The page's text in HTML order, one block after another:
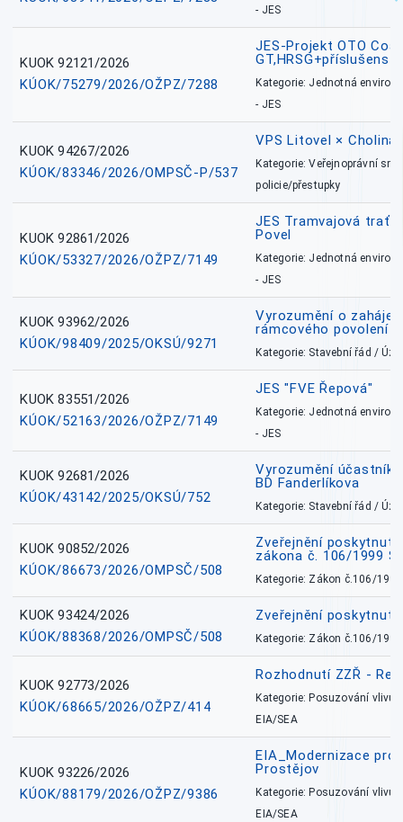
- JES
KUOK 92121/2026
KÚOK/75279/2026/OŽPZ/7288
JES-Projekt OTO
Kategorie: Jednotná
- JES
KUOK 94267/2026
KÚOK/83346/2026/OMPSČ-P/537
VPS Litovel ×
Kategorie: Veřejnoprávní
policie/přestupky
KUOK 92861/2026
KÚOK/53327/2026/OŽPZ/7149
JES Tramvajová trať
Povel
Kategorie: Jednotná
- JES
KUOK 93962/2026
KÚOK/98409/2025/OKSÚ/9271
Vyrozumění o
rámcového povolení
Kategorie: Stavební řád /
KUOK 83551/2026
KÚOK/52163/2026/OŽPZ/7149
JES "FVE Řepová"
Kategorie: Jednotná
- JES
KUOK 92681/2026
KÚOK/43142/2025/OKSÚ/752
Vyrozumění
BD Fanderlíkova
Kategorie: Stavební řád /
KUOK 90852/2026
KÚOK/86673/2026/OMPSČ/508
Zveřejnění
zákona č. 106/1999
Kategorie: Zákon č.106/1999
KUOK 93424/2026
KÚOK/88368/2026/OMPSČ/508
Zveřejnění
Kategorie: Zákon č.106/1999
KUOK 92773/2026
KÚOK/68665/2026/OŽPZ/414
Rozhodnutí ZZŘ -
Kategorie: Posuzování vlivů
EIA/SEA
KUOK 93226/2026
KÚOK/88179/2026/OŽPZ/9386
EIA_Modernizace
Prostějov
Kategorie: Posuzování vlivů
EIA/SEA